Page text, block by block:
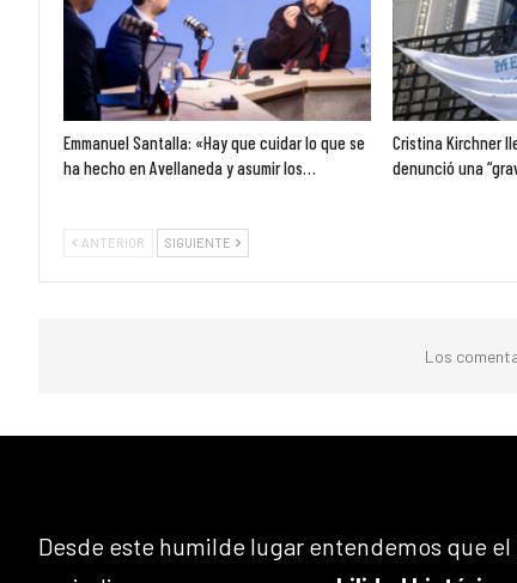
Emmanuel Santalla: «Hay que cuidar lo que se
ha hecho en Avellaneda y asumir los…
Cristina Kirchner
denunció una
ANTERIOR SIGUIENTE
Los
Desde este humilde lugar entendemos que el